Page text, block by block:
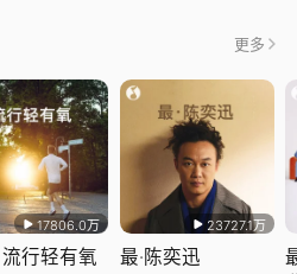
更多
17806.0万
行轻有氧
23727.1万
最·陈奕迅